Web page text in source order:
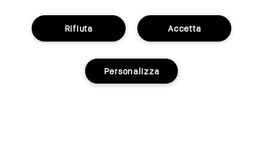
GESTISCI I COOKIE DEL SITO
INFORMATIVA SULLA PRIVACY
Accetta
Rifiuta
Personalizza